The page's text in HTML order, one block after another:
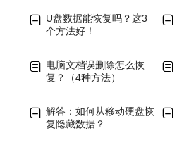
U盘数据能恢复吗？这3
个方法好！
电脑文档误删除怎么恢
复？（4种方法）
解答：如何从移动硬盘恢
复隐藏数据？